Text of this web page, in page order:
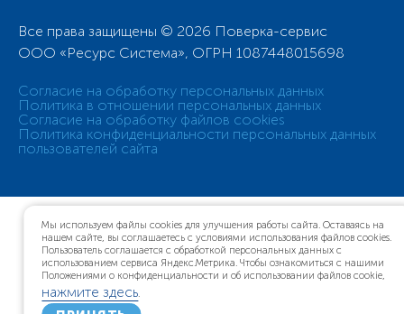
Все права защищены © 2026 Поверка-сервис
ООО «Ресурс Система», ОГРН 1087448015698
Согласие на обработку персональных данных
Политика в отношении персональных данных
Согласие на обработку файлов cookies
Политика конфиденциальности персональных данных
пользователей сайта
Мы используем файлы cookies для улучшения работы сайта. Оставаясь на
нашем сайте, вы соглашаетесь с условиями использования файлов cookies.
Пользователь соглашается с обработкой персональных данных с
использованием сервиса Яндекс.Метрика. Чтобы ознакомиться с нашими
Положениями о конфиденциальности и об использовании файлов cookie,
нажмите здесь.